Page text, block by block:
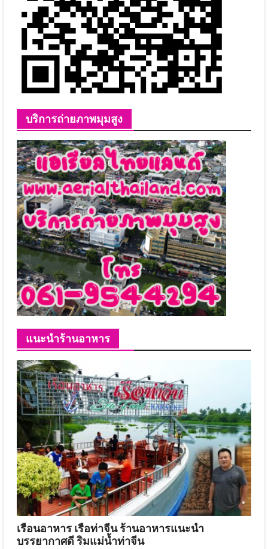
บริการถ่ายภาพมุมสูง
แนะนำร้านอาหาร
เรือนอาหาร เรือท่าจีน ร้านอาหารแนะนำ
บรรยากาศดี ริมแม่น้ำท่าจีน